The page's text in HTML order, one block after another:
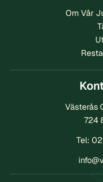
Om Vår
Västerås
724
Tel: